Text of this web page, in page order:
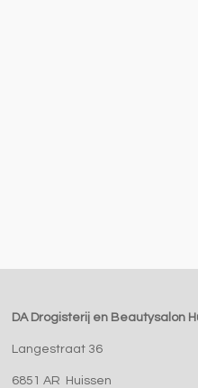
DA Drogisterij en Beautysalon
Langestraat 36
6851 AR Huissen